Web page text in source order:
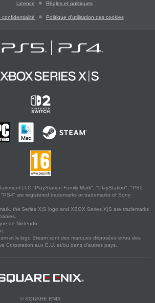
Licence Règles et politiques
confidentialité Politique d'utilisation des cookies
LLC."PlayStation Family Mark", "PlayStation", "PS5
are registered trademarks or trademarks of Sony
the Series X|S logo and XBOX Series X|S are trademarks
de Nintendo.
et le logo Steam sont des marques déposées et/ou des
Corporation aux É.U. et/ou dans d'autres pays.
© SQUARE ENIX